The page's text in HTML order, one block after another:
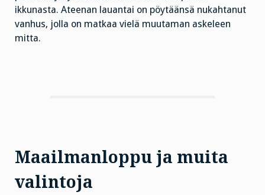
ikkunasta. Ateenan lauantai on pöytäänsä nukahtanut
vanhus, jolla on matkaa vielä muutaman askeleen
mitta.
Maailmanloppu ja muita
valintoja